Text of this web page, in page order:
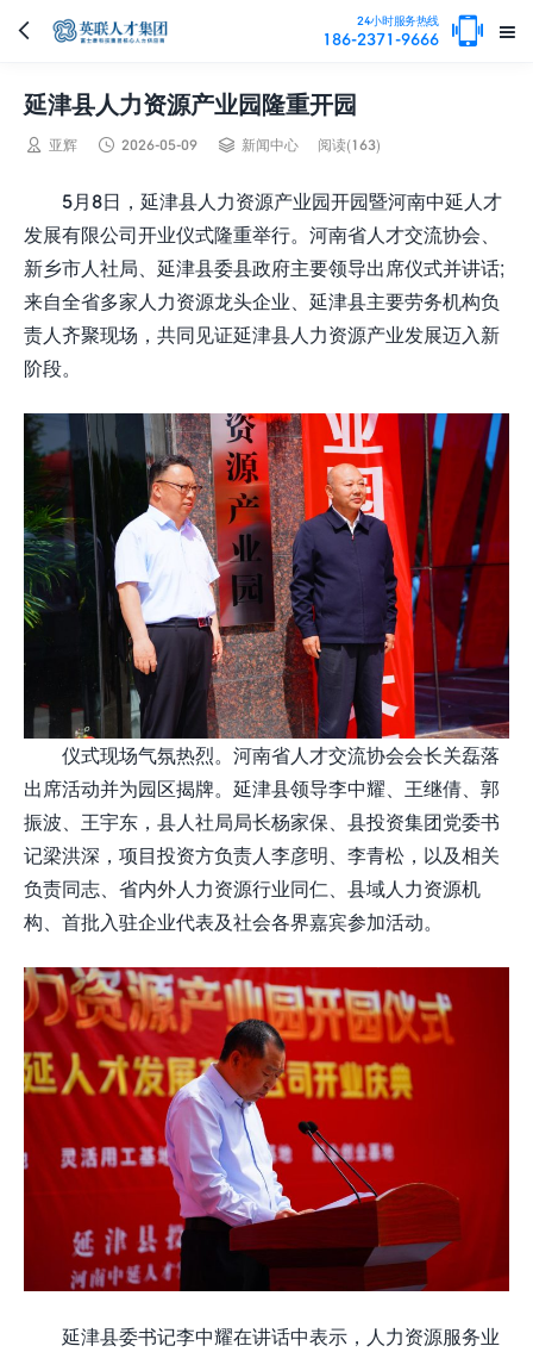
 
24小时服务热线
186-2371-9666 
延津县人力资源产业园隆重开园
 亚辉  2026-05-09  新闻中心 阅读(163)
5月8日，延津县人力资源产业园开园暨河南中延人才
发展有限公司开业仪式隆重举行。河南省人才交流协会、
新乡市人社局、延津县委县政府主要领导出席仪式并讲话;
来自全省多家人力资源龙头企业、延津县主要劳务机构负
责人齐聚现场，共同见证延津县人力资源产业发展迈入新
阶段。
仪式现场气氛热烈。河南省人才交流协会会长关磊落
出席活动并为园区揭牌。延津县领导李中耀、王继倩、郭
振波、王宇东，县人社局局长杨家保、县投资集团党委书
记梁洪深，项目投资方负责人李彦明、李青松，以及相关
负责同志、省内外人力资源行业同仁、县域人力资源机
构、首批入驻企业代表及社会各界嘉宾参加活动。
延津县委书记李中耀在讲话中表示，人力资源服务业